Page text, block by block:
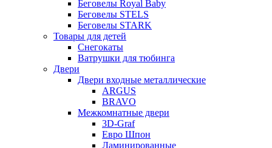
Беговелы Royal Baby
Беговелы STELS
Беговелы STARK
Товары для детей
Снегокаты
Ватрушки для тюбинга
Двери
Двери входные металлические
ARGUS
BRAVO
Межкомнатные двери
3D-Graf
Евро Шпон
Ламинированные